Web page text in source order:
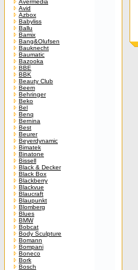
Avermedia
Avid
Azbox
Babyliss
Ballu
Bamix
Bang&Olufsen
Bauknecht
Baumatic
Bazooka
BBE
BBK
Beauty Club
Beem
Behringer
Beko
Bel
Benq
Bernina
Best
Beurer
Beyerdynamic
Bimatek
Binatone
Bissell
Black & Decker
Black Box
Blackberry
Blackvue
Blaucraft
Blaupunkt
Blomberg
Blues
BMW
Bobcat
Body Sculpture
Bomann
Bompani
Boneco
Bork
Bosch